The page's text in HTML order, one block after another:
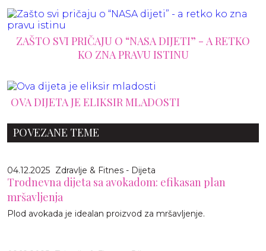
ZAŠTO SVI PRIČAJU O “NASA DIJETI” - A RETKO
KO ZNA PRAVU ISTINU
OVA DIJETA JE ELIKSIR MLADOSTI
POVEZANE TEME
04.12.2025 Zdravlje & Fitnes - Dijeta
Trodnevna dijeta sa avokadom: efikasan plan
mršavljenja
Plod avokada je idealan proizvod za mršavljenje.